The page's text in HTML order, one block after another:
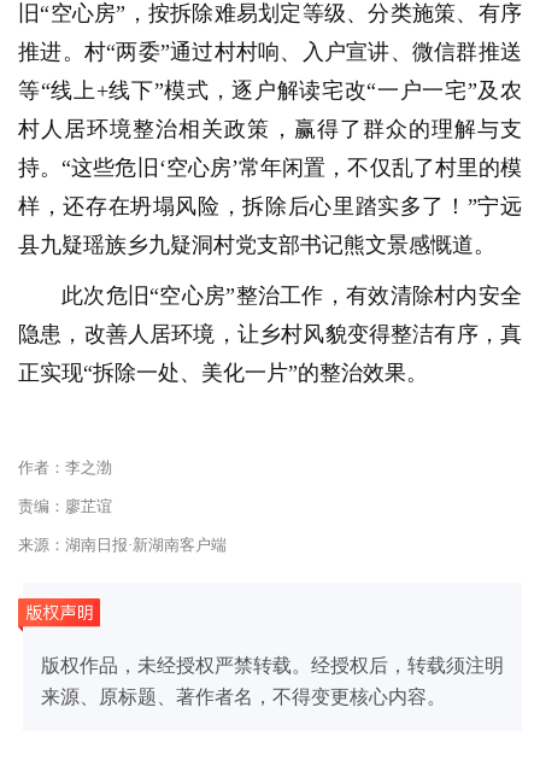
旧“空心房”，按拆除难易划定等级、分类施策、有序
推进。村“两委”通过村村响、入户宣讲、微信群推送
等“线上+线下”模式，逐户解读宅改“一户一宅”及农
村人居环境整治相关政策，赢得了群众的理解与支
持。“这些危旧‘空心房’常年闲置，不仅乱了村里的模
样，还存在坍塌风险，拆除后心里踏实多了！”宁远
县九疑瑶族乡九疑洞村党支部书记熊文景感慨道。
此次危旧“空心房”整治工作，有效清除村内安全
隐患，改善人居环境，让乡村风貌变得整洁有序，真
正实现“拆除一处、美化一片”的整治效果。
作者：李之渤
责编：廖芷谊
来源：湖南日报·新湖南客户端
版权作品，未经授权严禁转载。经授权后，转载须注明
来源、原标题、著作者名，不得变更核心内容。